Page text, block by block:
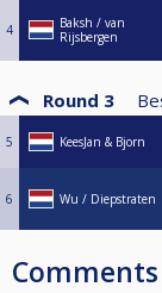
4
Baksh / van
Rijsbergen
Round 3
5 KeesJan & Bjorn
6 Wu / Diepstraten
Comments